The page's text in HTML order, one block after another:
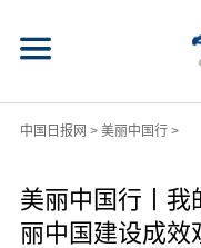
中国日报网 > 美丽中国行>
美丽中国行丨
丽中国建设成效